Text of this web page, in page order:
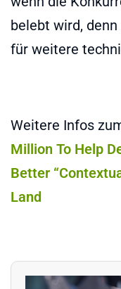
belebt wird,
für weitere
Weitere Infos
Million To Help
Better
Land